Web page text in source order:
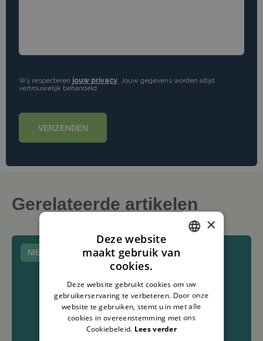
Wij respecteren jouw privacy. Jouw gegevens worden altijd
vertrouwelijk behandeld.
VERZENDEN
Gerelateerde artikelen
NIEUWS DUTCH
×
Deze website
maakt gebruik van
cookies.
Deze website gebruikt cookies om uw
gebruikerservaring te verbeteren. Door onze
website te gebruiken, stemt u in met alle
cookies in overeenstemming met ons
Cookiebeleid. Lees verder